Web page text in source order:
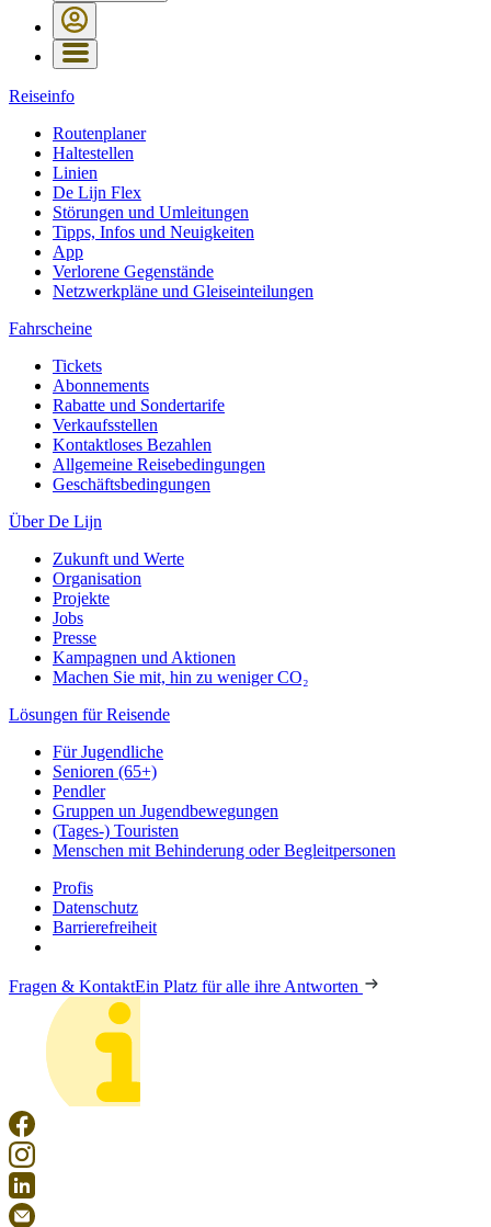
Reiseinfo
Routenplaner
Haltestellen
Linien
De Lijn Flex
Störungen und Umleitungen
Tipps, Infos und Neuigkeiten
App
Verlorene Gegenstände
Netzwerkpläne und Gleiseinteilungen
Fahrscheine
Tickets
Abonnements
Rabatte und Sondertarife
Verkaufsstellen
Kontaktloses Bezahlen
Allgemeine Reisebedingungen
Geschäftsbedingungen
Über De Lijn
Zukunft und Werte
Organisation
Projekte
Jobs
Presse
Kampagnen und Aktionen
Machen Sie mit, hin zu weniger CO₂
Lösungen für Reisende
Für Jugendliche
Senioren (65+)
Pendler
Gruppen un Jugendbewegungen
(Tages-) Touristen
Menschen mit Behinderung oder Begleitpersonen
Profis
Datenschutz
Barrierefreiheit
Fragen & KontaktEin Platz für alle ihre Antworten